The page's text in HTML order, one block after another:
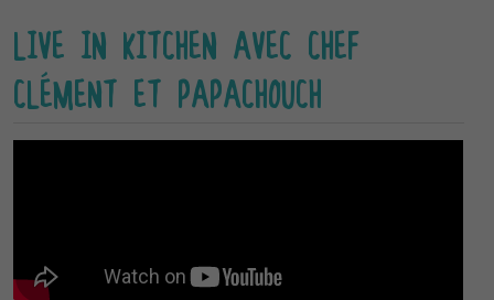
LIVE IN KITCHEN AVEC CHEF
CLÉMENT ET PAPACHOUCH